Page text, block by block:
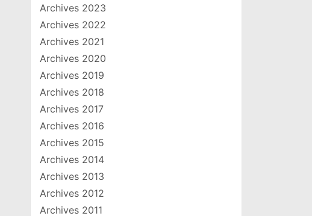
Archives 2023
Archives 2022
Archives 2021
Archives 2020
Archives 2019
Archives 2018
Archives 2017
Archives 2016
Archives 2015
Archives 2014
Archives 2013
Archives 2012
Archives 2011